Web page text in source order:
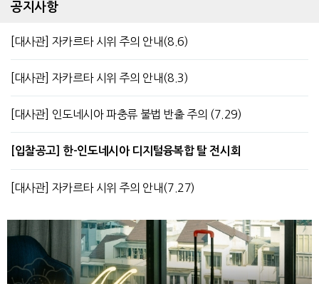
공지사항
[대사관] 자카르타 시위 주의 안내(8.6)
[대사관] 자카르타 시위 주의 안내(8.3)
[대사관] 인도네시아 파충류 불법 반출 주의 (7.29)
[입찰공고] 한-인도네시아 디지털융복합 탈 전시회
[대사관] 자카르타 시위 주의 안내(7.27)